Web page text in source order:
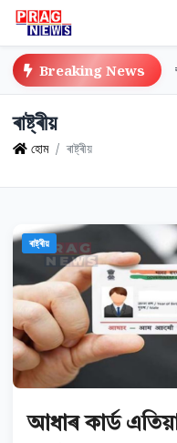
Breaking News
ইৰানৰ; গুৰুত্বপূৰ্ণ জলপথটোৰ
ৰাষ্ট্ৰীয়
হোম ৰাষ্ট্ৰীয়
ৰাষ্ট্ৰীয়
আধাৰ কাৰ্ড